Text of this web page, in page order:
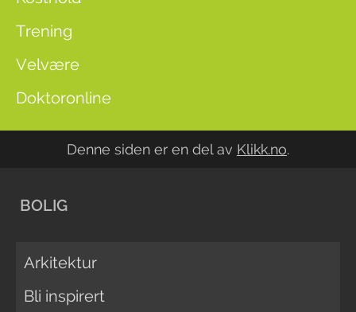
Trening
Velvære
Doktoronline
Denne siden er en del av Klikk.no.
BOLIG
Arkitektur
Bli inspirert